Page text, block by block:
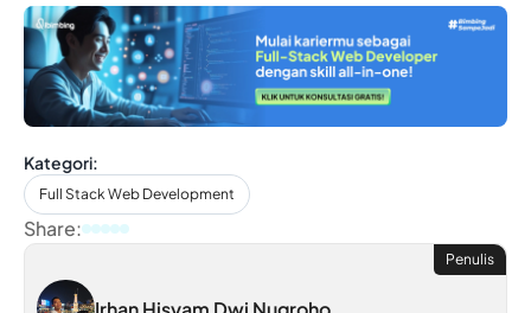
Kategori:
Full Stack Web Development
Share:
Penulis